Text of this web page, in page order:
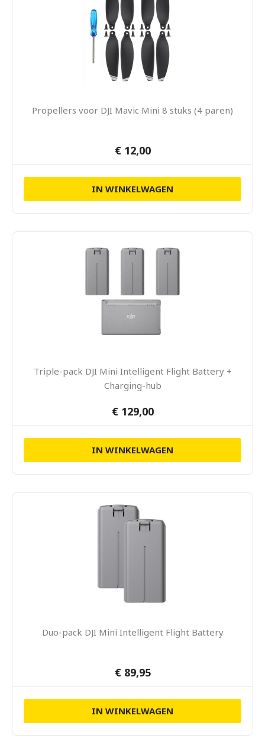
Propellers voor DJI Mavic Mini 8 stuks (4 paren)
€ 12,00
IN WINKELWAGEN
Triple-pack DJI Mini Intelligent Flight Battery +
Charging-hub
€ 129,00
IN WINKELWAGEN
Duo-pack DJI Mini Intelligent Flight Battery
€ 89,95
IN WINKELWAGEN